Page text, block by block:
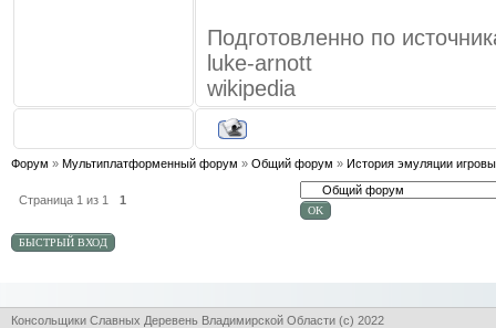
Подготовленно по
luke-arnott
wikipedia
Форум » Мультиплатформенный форум » Общий форум » История эмуляции
Страница 1 из 1 1
Консольщики Славных Деревень Владимирской Области (с) 2022